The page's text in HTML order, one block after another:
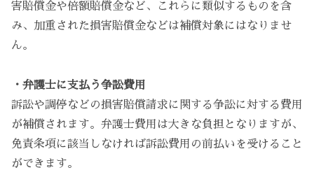
害賠償金や倍額賠償金など、これらに類似するものを含
み、加重された損害賠償金などは補償対象にはなりませ
ん。
・弁護士に支払う争訟費用
訴訟や調停などの損害賠償請求に関する争訟に対する費用
が補償されます。弁護士費用は大きな負担となりますが、
免責条項に該当しなければ訴訟費用の前払いを受けること
ができます。